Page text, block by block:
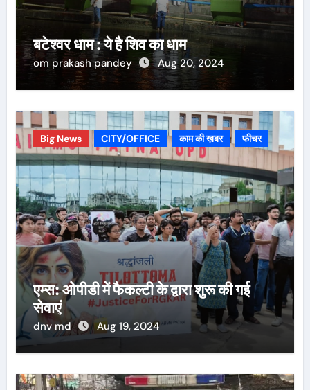
बटेश्वर धाम : ये है शिव का धाम
om prakash pandey Aug 20, 2024
Big News CITY/OFFICE काम की ख़बर फीचर
एम्स: ओपीडी में फैकल्टी के द्वारा शुरू की गई
सेवाएं
dnv md Aug 19, 2024